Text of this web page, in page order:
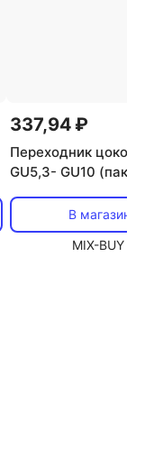
337,94 ₽
Переходник
GU5,3- GU10 (пакет
В магазин
MIX-BUY